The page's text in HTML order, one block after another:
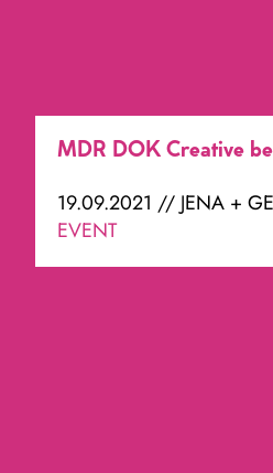
MDR DOK Creative
19.09.2021 // JENA +
EVENT